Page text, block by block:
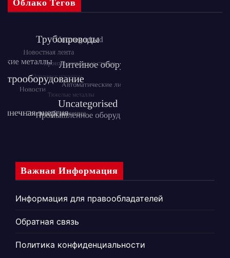
Облако Тегов
Важная Информация
Информация для правообладателей
Обратная связь
Политика конфиденциальности